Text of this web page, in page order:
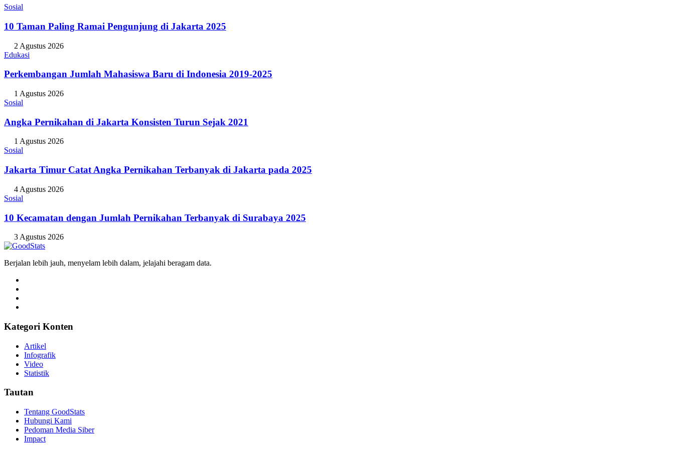
Sosial
10 Taman Paling Ramai Pengunjung di Jakarta 2025
2 Agustus 2026
Edukasi
Perkembangan Jumlah Mahasiswa Baru di Indonesia 2019-2025
1 Agustus 2026
Sosial
Angka Pernikahan di Jakarta Konsisten Turun Sejak 2021
1 Agustus 2026
Sosial
Jakarta Timur Catat Angka Pernikahan Terbanyak di Jakarta pada 2025
4 Agustus 2026
Sosial
10 Kecamatan dengan Jumlah Pernikahan Terbanyak di Surabaya 2025
3 Agustus 2026
Berjalan lebih jauh, menyelam lebih dalam, jelajahi beragam data.
Kategori Konten
Artikel
Infografik
Video
Statistik
Tautan
Tentang GoodStats
Hubungi Kami
Pedoman Media Siber
Impact